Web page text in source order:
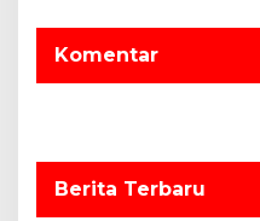
a
i
o
Komentar
Berita Terbaru